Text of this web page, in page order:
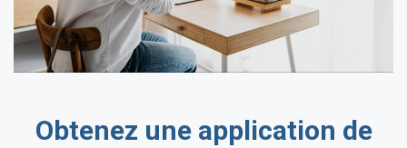
Obtenez une application de